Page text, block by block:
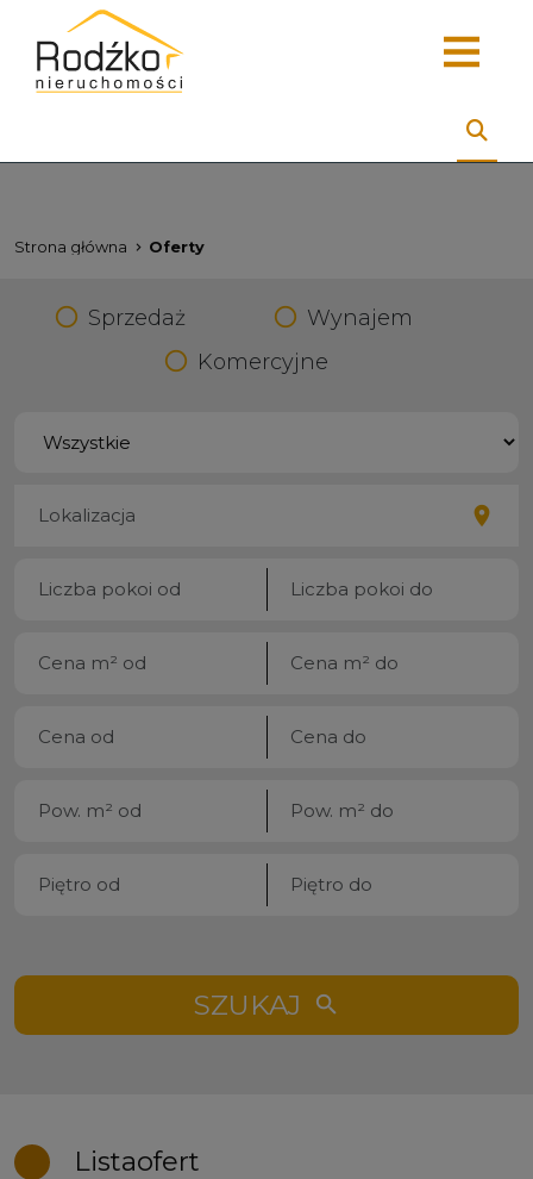
Strona główna Oferty
Sprzedaż
Wynajem
Komercyjne
SZUKAJ
Listaofert